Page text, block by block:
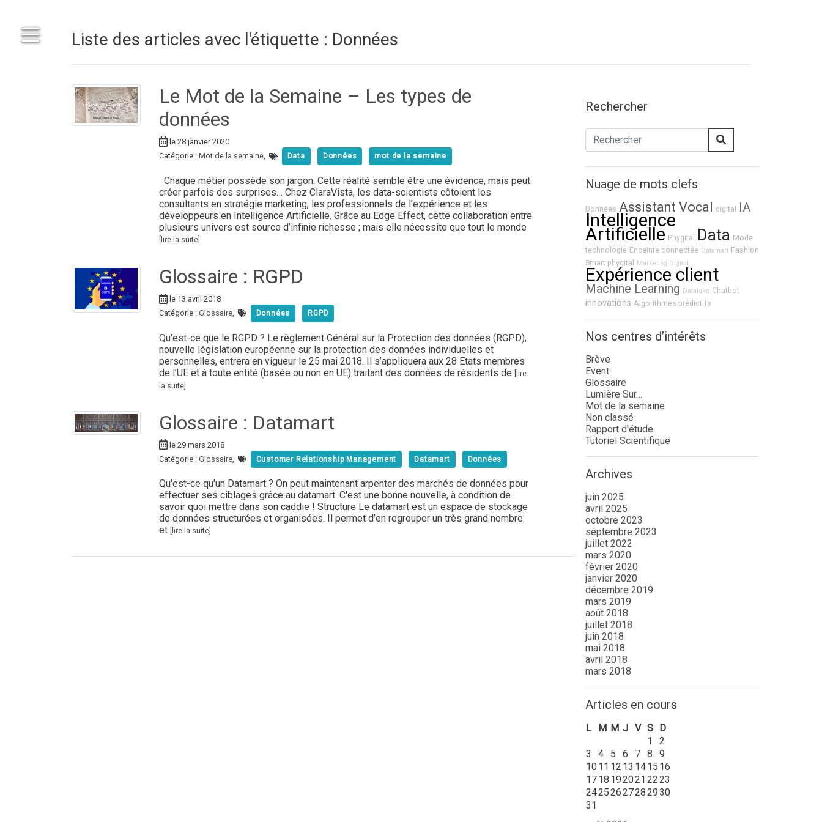
Liste des articles avec l'étiquette : Données
Le Mot de la Semaine – Les types de
données
le 28 janvier 2020
Catégorie : Mot de la semaine, Data Données mot de la semaine
Chaque métier possède son jargon. Cette réalité semble être une évidence, mais peut
créer parfois des surprises… Chez ClaraVista, les data-scientists côtoient les
consultants en stratégie marketing, les professionnels de l’expérience et les
développeurs en Intelligence Artificielle. Grâce au Edge Effect, cette collaboration entre
plusieurs univers est source d’infinie richesse ; mais elle nécessite que tout le monde
[lire la suite]
Glossaire : RGPD
le 13 avril 2018
Catégorie : Glossaire, Données RGPD
Qu'est-ce que le RGPD ? Le règlement Général sur la Protection des données (RGPD),
nouvelle législation européenne sur la protection des données individuelles et
personnelles, entrera en vigueur le 25 mai 2018. Il s’appliquera aux 28 Etats membres
de l’UE et à toute entité (basée ou non en UE) traitant des données de résidents de [lire
la suite]
Glossaire : Datamart
le 29 mars 2018
Catégorie : Glossaire, Customer Relationship Management Datamart Données
Qu'est-ce qu'un Datamart ? On peut maintenant arpenter des marchés de données pour
effectuer ses ciblages grâce au datamart. C'est une bonne nouvelle, à condition de
savoir quoi mettre dans son caddie ! Structure Le datamart est un espace de stockage
de données structurées et organisées. Il permet d’en regrouper un très grand nombre
et
[lire la suite]
Rechercher
Nuage de mots clefs
Données Assistant Vocal digital IA
Intelligence
Artificielle Phygital Data Mode
technologie Enceinte connectée Datamart Fashion
Smart phygital
Marketing Digital
Expérience client
Machine Learning Datalake Chatbot
innovations Algorithmes prédictifs
Nos centres d’intérêts
Brève
Event
Glossaire
Lumière Sur…
Mot de la semaine
Non classé
Rapport d'étude
Tutoriel Scientifique
Archives
juin 2025
avril 2025
octobre 2023
septembre 2023
juillet 2022
mars 2020
février 2020
janvier 2020
décembre 2019
mars 2019
août 2018
juillet 2018
juin 2018
mai 2018
avril 2018
mars 2018
Articles en cours
L M M J V S
D
1
2
3
4 5 6 7 8
9
1011 12 13 1415 16
1718 192021 2223
24252627282930
31